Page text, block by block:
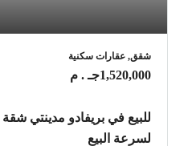
شقق, عقارات سكنية
1,520,000جـ . م
لسرعة البيع